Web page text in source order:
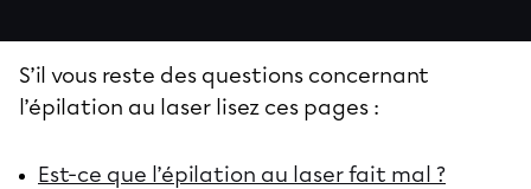
S’il vous reste des questions concernant
l’épilation au laser lisez ces pages :
Est-ce que l’épilation au laser fait mal ?